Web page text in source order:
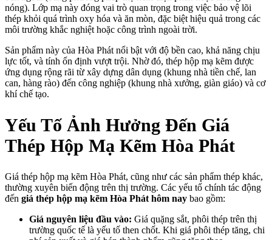
nóng). Lớp mạ này đóng vai trò quan trọng trong việc bảo vệ lõi
thép khỏi quá trình oxy hóa và ăn mòn, đặc biệt hiệu quả trong các
môi trường khắc nghiệt hoặc công trình ngoài trời.
Sản phẩm này của Hòa Phát nổi bật với độ bền cao, khả năng chịu
lực tốt, và tính ổn định vượt trội. Nhờ đó, thép hộp mạ kẽm được
ứng dụng rộng rãi từ xây dựng dân dụng (khung nhà tiền chế, lan
can, hàng rào) đến công nghiệp (khung nhà xưởng, giàn giáo) và cơ
khí chế tạo.
Yếu Tố Ảnh Hưởng Đến Giá
Thép Hộp Mạ Kẽm Hòa Phát
Giá thép hộp mạ kẽm Hòa Phát, cũng như các sản phẩm thép khác,
thường xuyên biến động trên thị trường. Các yếu tố chính tác động
đến giá thép hộp mạ kẽm Hòa Phát hôm nay bao gồm:
Giá nguyên liệu đầu vào: Giá quặng sắt, phôi thép trên thị
trường quốc tế là yếu tố then chốt. Khi giá phôi thép tăng, chi